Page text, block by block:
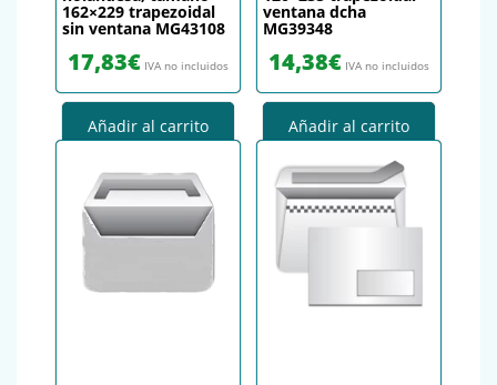
162×229 trapezoidal
sin ventana MG43108
17,83€ IVA no incluidos
Añadir al carrito
ventana dcha
MG39348
14,38€ IVA no incluidos
Añadir al carrito